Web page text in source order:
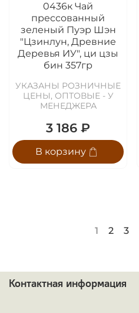
0436к Чай
прессованный
зеленый Пуэр Шэн
"Цзинлун, Древние
Деревья ИУ", ци цзы
бин 357гр
УКАЗАНЫ РОЗНИЧНЫЕ
ЦЕНЫ, ОПТОВЫЕ - У
МЕНЕДЖЕРА
3 186 ₽
В корзину
1 2 3
Контактная информация